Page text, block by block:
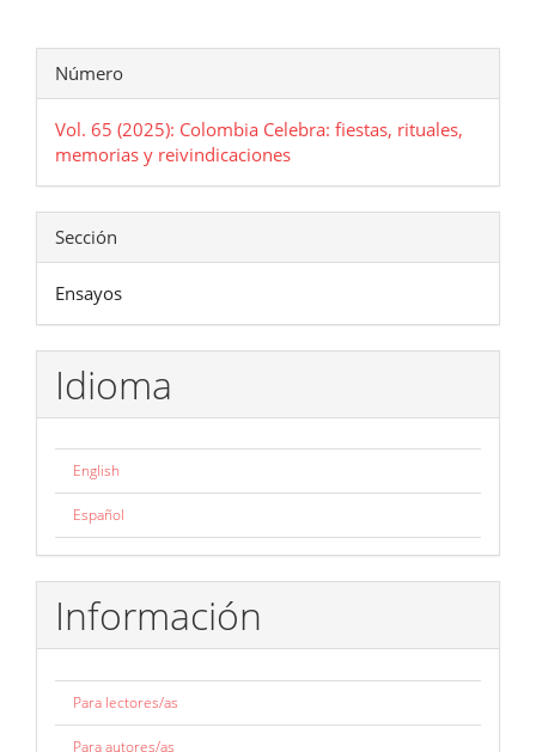
Detalles
del
artículo
Número
Vol. 65 (2025): Colombia Celebra: fiestas, rituales,
memorias y reivindicaciones
Sección
Ensayos
Idioma
English
Español
Información
Para lectores/as
Para autores/as